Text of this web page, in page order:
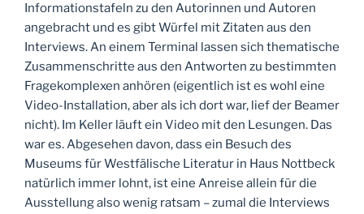
Informationstafeln zu den Autorinnen und Autoren
angebracht und es gibt Würfel mit Zitaten aus den
Interviews. An einem Terminal lassen sich thematische
Zusammenschritte aus den Antworten zu bestimmten
Fragekomplexen anhören (eigentlich ist es wohl eine
Video-Installation, aber als ich dort war, lief der Beamer
nicht). Im Keller läuft ein Video mit den Lesungen. Das
war es. Abgesehen davon, dass ein Besuch des
Museums für Westfälische Literatur in Haus Nottbeck
natürlich immer lohnt, ist eine Anreise allein für die
Ausstellung also wenig ratsam – zumal die Interviews